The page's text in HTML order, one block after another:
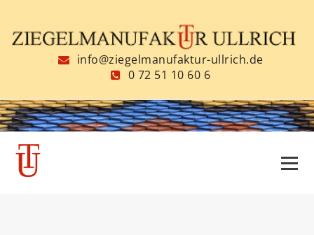
springen
info@ziegelmanufaktur-ullrich.de
0 72 51 10 60 6